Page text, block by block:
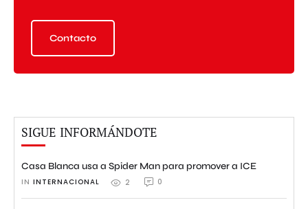
Contacto
SIGUE INFORMÁNDOTE
Casa Blanca usa a Spider Man para promover a ICE
IN INTERNACIONAL 2 0